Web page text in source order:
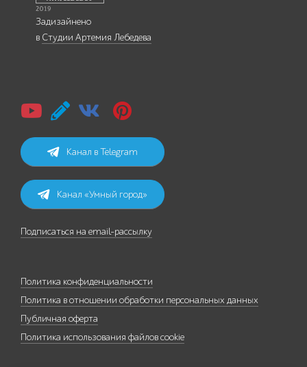
Задизайнено
в Студии Артемия Лебедева
Канал в Telegram
Канал «Умный город»
Подписаться на email-рассылку
Политика конфиденциальности
Политика в отношении обработки персональных данных
Публичная оферта
Политика использования файлов cookie